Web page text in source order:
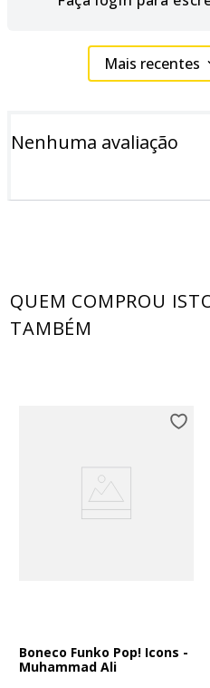
Mais recentes
Nenhuma avaliação
QUEM COMPROU
TAMBÉM
Boneco Funko Pop! Icons -
Muhammad Ali